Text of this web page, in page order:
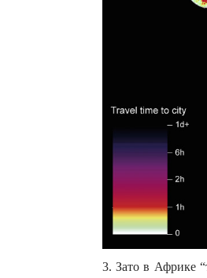
3. Зато в Африке